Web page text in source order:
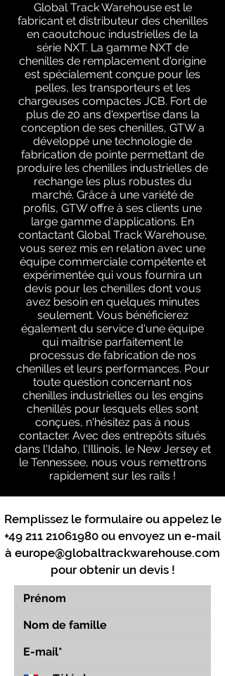
Global Track Warehouse est le
fabricant et distributeur des chenilles
en caoutchouc industrielles de la
série NXT. La gamme NXT de
chenilles de remplacement d'origine
est spécialement conçue pour les
pelles, les transporteurs et les
chargeuses compactes JCB. Fort de
plus de 20 ans d'expertise dans la
conception de ses chenilles, GTW a
développé une technologie de
fabrication de pointe permettant de
produire les chenilles industrielles de
rechange les plus robustes du
marché. Grâce à une variété de
profils, GTW offre à ses clients une
large gamme d'applications. En
contactant Global Track Warehouse,
vous serez mis en relation avec une
équipe commerciale compétente et
expérimentée qui vous fournira un
devis pour les chenilles dont vous
avez besoin en quelques minutes
seulement. Vous bénéficierez
également du service d'une équipe
qui maîtrise parfaitement le
processus de fabrication de nos
chenilles et leurs performances. Pour
toute question concernant nos
chenilles industrielles ou les engins
chenillés pour lesquels elles sont
conçues, n'hésitez pas à nous
contacter. Avec des entrepôts situés
dans l'Idaho, l'Illinois, le New Jersey et
le Tennessee, nous vous remettrons
rapidement sur les rails !
Remplissez le formulaire ou appelez le
+49 211 21061980 ou envoyez un e-mail
à europe@globaltrackwarehouse.com
pour obtenir un devis !